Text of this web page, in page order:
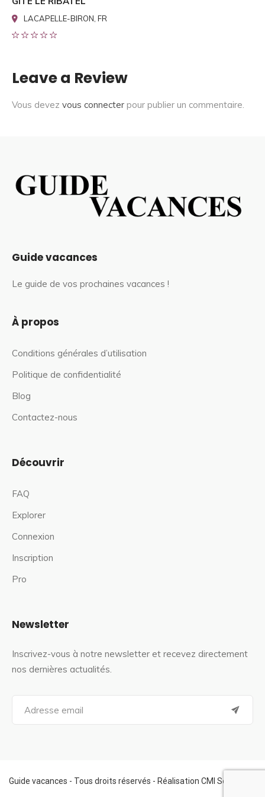
LACAPELLE-BIRON, FR
Leave a Review
Vous devez vous connecter pour publier un commentaire.
Guide vacances
Le guide de vos prochaines vacances !
À propos
Conditions générales d’utilisation
Politique de confidentialité
Blog
Contactez-nous
Découvrir
FAQ
Explorer
Connexion
Inscription
Pro
Newsletter
Inscrivez-vous à notre newsletter et recevez directement
nos dernières actualités.
a
f
o
Guide vacances - Tous droits réservés - Réalisation CMI Services